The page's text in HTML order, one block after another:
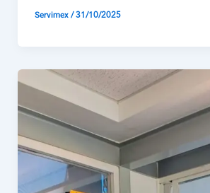
Servimex/31/10/2025